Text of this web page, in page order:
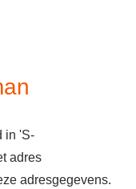
in 'S-
adres
adresgegevens.